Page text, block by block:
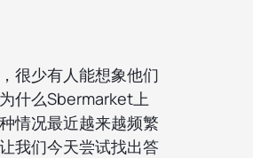
很少有人能想象他们
什么Sbermarket上
情况最近越来越频繁
我们今天尝试找出答